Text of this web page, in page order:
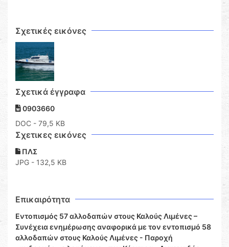
Σχετικές εικόνες
Σχετικά έγγραφα
0903660
DOC - 79,5 KB
Σχετικες εικόνες
ΠΛΣ
JPG - 132,5 KB
Επικαιρότητα
Εντοπισμός 57 αλλοδαπών στους Καλούς Λιμένες –
Συνέχεια ενημέρωσης αναφορικά με τον εντοπισμό 58
αλλοδαπών στους Καλούς Λιμένες - Παροχή